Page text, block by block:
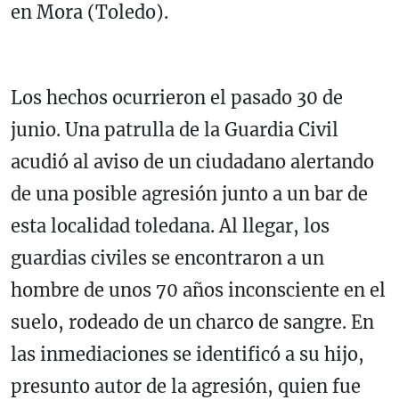
en Mora (Toledo).
Los hechos ocurrieron el pasado 30 de
junio. Una patrulla de la Guardia Civil
acudió al aviso de un ciudadano alertando
de una posible agresión junto a un bar de
esta localidad toledana. Al llegar, los
guardias civiles se encontraron a un
hombre de unos 70 años inconsciente en el
suelo, rodeado de un charco de sangre. En
las inmediaciones se identificó a su hijo,
presunto autor de la agresión, quien fue